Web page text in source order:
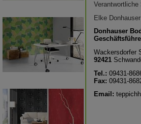
Elke Donhauser
Donhauser
Wackersdorfer
92421
Tel.: 09431-
Fax: 09431-
Email: